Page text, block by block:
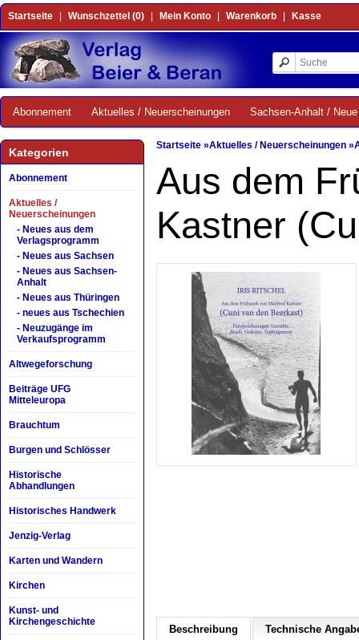
Startseite Wunschzettel (0) Mein Konto Warenkorb Kasse
Abonnement Aktuelles / Neuerscheinungen Sachsen-Anhalt /
Kategorien
Abonnement
Aktuelles /
Neuerscheinungen
- Neues aus dem
Verlagsprogramm
- Neues aus Sachsen
- Neues aus Sachsen-
Anhalt
- Neues aus Thüringen
- neues aus Tschechien
- Neuzugänge im
Verkaufsprogramm
Altwegeforschung
Beiträge UFG
Mitteleuropa
Brauchtum
Burgen und Schlösser
Historische
Abhandlungen
Historisches Handwerk
Jenzig-Verlag
Karten und Wandern
Kirchen
Kunst- und
Kirchengeschichte
Startseite »Aktuelles / Neuerscheinungen »
Aus dem
Kastner
Beschreibung Technische